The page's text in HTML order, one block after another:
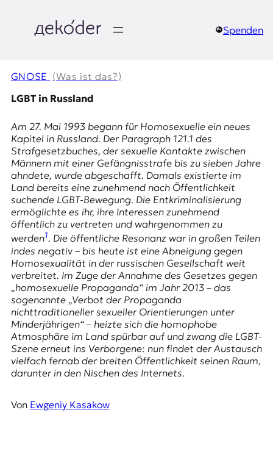
springen
e
k
o
d
e
r
|
D
E
K
O
D
E
R
Spenden
GNOSE (Was ist das?)
LGBT in Russland
Am 27. Mai 1993 begann für Homosexuelle ein neues
Kapitel in Russland. Der Paragraph 121.1 des
Strafgesetzbuches, der sexuelle Kontakte zwischen
Männern mit einer Gefängnisstrafe bis zu sieben Jahre
ahndete, wurde abgeschafft. Damals existierte im
Land bereits eine zunehmend nach Öffentlichkeit
suchende LGBT-Bewegung. Die Entkriminalisierung
ermöglichte es ihr, ihre Interessen zunehmend
öffentlich zu vertreten und wahrgenommen zu
werden1. Die öffentliche Resonanz war in großen Teilen
indes negativ – bis heute ist eine Abneigung gegen
Homosexualität in der russischen Gesellschaft weit
verbreitet. Im Zuge der Annahme des Gesetzes gegen
„homosexuelle Propaganda“ im Jahr 2013 – das
sogenannte„Verbot der Propaganda
nichttraditioneller sexueller Orientierungen unter
Minderjährigen“– heizte sich die homophobe
Atmosphäre im Land spürbar auf und zwang die LGBT-
Szene erneut ins Verborgene: nun findet der Austausch
vielfach fernab der breiten Öffentlichkeit seinen Raum,
darunter in den Nischen des Internets.
Von Ewgeniy Kasakow